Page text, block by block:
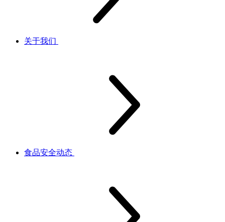
关于我们
食品安全动态